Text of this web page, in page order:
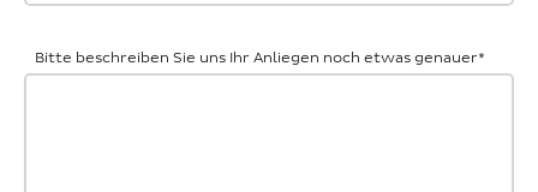
Bitte beschreiben Sie uns Ihr Anliegen noch etwas genauer*